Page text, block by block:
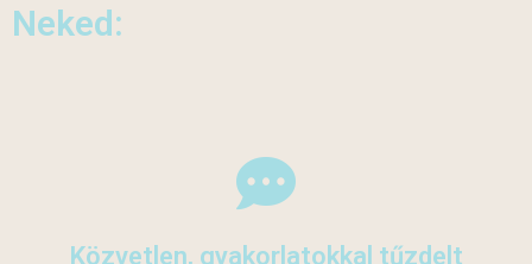
Neked:
Közvetlen, gyakorlatokkal tűzdelt